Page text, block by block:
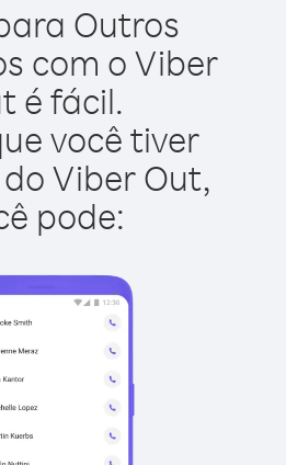
Outros
com o Viber
é fácil.
você tiver
Viber Out,
pode: